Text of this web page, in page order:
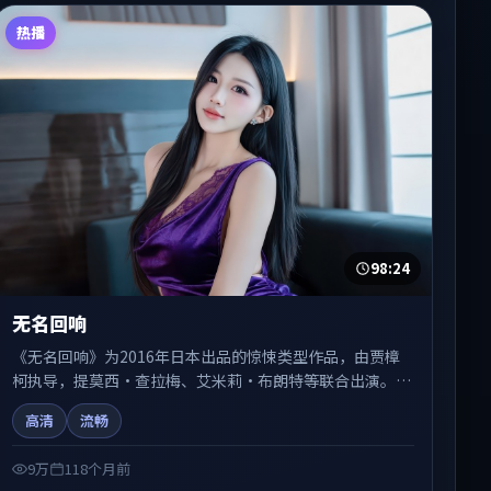
热播
98:24
无名回响
《无名回响》为2016年日本出品的惊悚类型作品，由贾樟
柯执导，提莫西·查拉梅、艾米莉·布朗特等联合出演。剧
情在人物弧光与节奏推进中展开，兼具叙事张力与视听质
感。可与站内国产剧、电影、综艺片单交叉检索，便于「国
高清 流畅
9万 118个月前